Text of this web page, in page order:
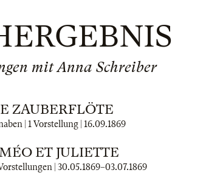
mit Anna Schreiber
ZAUBERFLÖTE
| 1 Vorstellung | 16.09.1869
ET JULIETTE
| 30.05.1869–03.07.1869